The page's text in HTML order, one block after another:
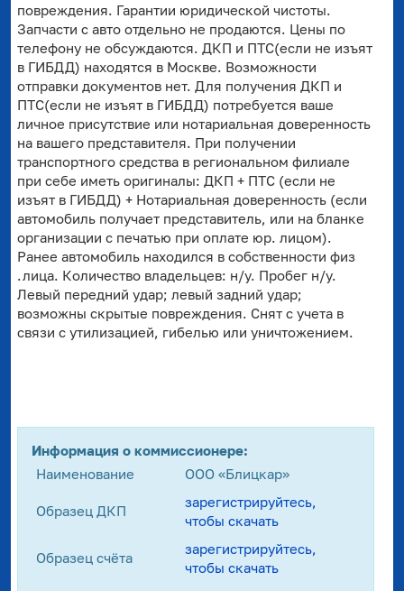
повреждения. Гарантии юридической чистоты.
Запчасти с авто отдельно не продаются. Цены по
телефону не обсуждаются. ДКП и ПТС(если не изъят
в ГИБДД) находятся в Москве. Возможности
отправки документов нет. Для получения ДКП и
ПТС(если не изъят в ГИБДД) потребуется ваше
личное присутствие или нотариальная доверенность
на вашего представителя. При получении
транспортного средства в региональном филиале
при себе иметь оригиналы: ДКП + ПТС (если не
изъят в ГИБДД) + Нотариальная доверенность (если
автомобиль получает представитель, или на бланке
организации с печатью при оплате юр. лицом).
Ранее автомобиль находился в собственности физ
.лица. Количество владельцев: н/у. Пробег н/у.
Левый передний удар; левый задний удар;
возможны скрытые повреждения. Снят с учета в
связи с утилизацией, гибелью или уничтожением.
Информация о коммиссионере:
Наименование
ООО «Блицкар»
Образец ДКП
зарегистрируйтесь,
чтобы скачать
Образец счёта
зарегистрируйтесь,
чтобы скачать